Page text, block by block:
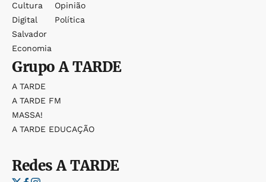
Cultura
Digital
Salvador
Economia
Opinião
Política
GrupoA TARDE
A TARDE
A TARDE FM
MASSA!
A TARDE EDUCAÇÃO
RedesA TARDE